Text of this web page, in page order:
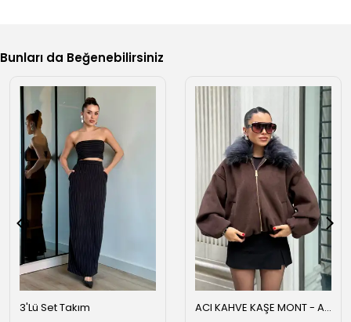
Bunları da Beğenebilirsiniz
3'Lü Set Takım ACI KAHVE KAŞE MONT - Acı kahve